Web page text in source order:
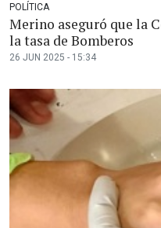
POLÍTICA
Merino aseguró que la
la tasa de Bomberos
26 JUN 2025 - 15:34